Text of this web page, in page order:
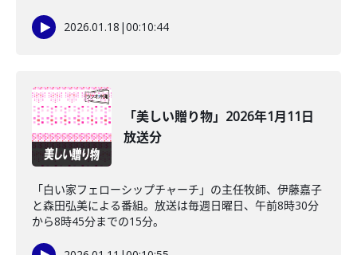
2026.01.18 |00:10:44
「美しい贈り物」2026年1月11日
放送分
「白い家フェローシップチャーチ」の主任牧師、伊藤嘉子
と森田弘美による番組。放送は毎週日曜日、午前8時30分
から8時45分までの15分。